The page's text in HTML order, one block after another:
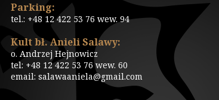
Parking:
tel.: +48 12 422 53 76 wew. 94
Kult bł. Anieli Salawy:
o. Andrzej Hejnowicz
tel: +48 12 422 53 76 wew. 60
email: salawaaniela@gmail.com